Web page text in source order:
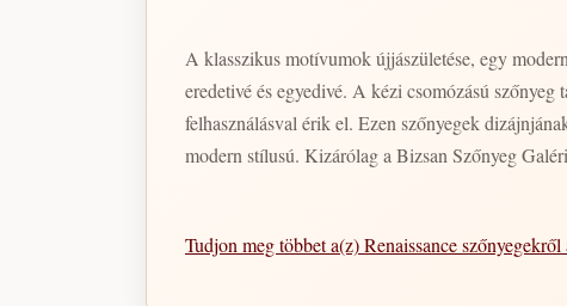
A klasszikus motívumok újjászületése, egy
eredetivé és egyedivé. A kézi csomózású
felhasználásval érik el. Ezen szőnyegek
modern stílusú. Kizárólag a Bizsan Szőnyeg
Tudjon meg többet a(z) Renaissance